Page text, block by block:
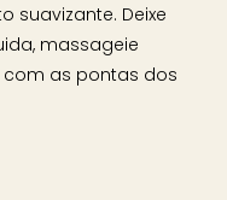
suavizante. Deixe
massageie
as pontas dos